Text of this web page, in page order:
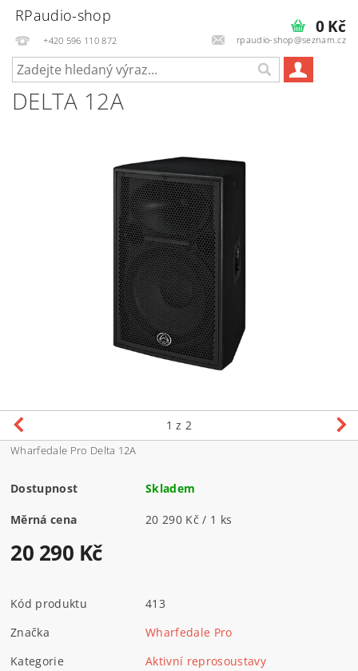
RPaudio-shop
+420 596 110 872 rpaudio-shop@seznam.cz
0 Kč
DELTA 12A
1 z 2
Wharfedale Pro Delta 12A
Dostupnost Skladem
Měrná cena 20 290 Kč / 1 ks
20 290 Kč
Kód produktu
413
Značka
Wharfedale Pro
Kategorie
Aktivní reprosoustavy